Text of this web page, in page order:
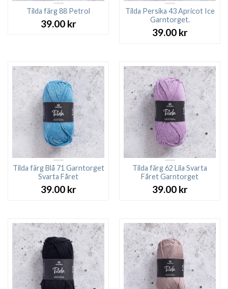
Tilda färg 88 Petrol
39.00 kr
Tilda Persika 43 Apricot Ice
Garntorget.
39.00 kr
Tilda färg Blå 71 Garntorget
Svarta Fåret
39.00 kr
Tilda färg 62 Lila Svarta
Fåret Garntorget
39.00 kr